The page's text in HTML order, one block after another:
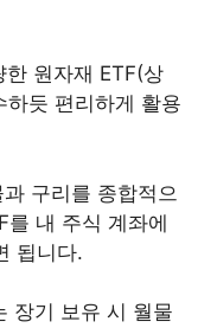
원자재 ETF(상
하듯 편리하게 활용
구리를 종합적으
를 내 주식 계좌에
됩니다.
장기 보유 시 월물